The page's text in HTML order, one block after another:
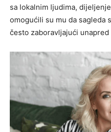
sa lokalnim ljudima,
omogućili su mu da sagleda
često zaboravljajući